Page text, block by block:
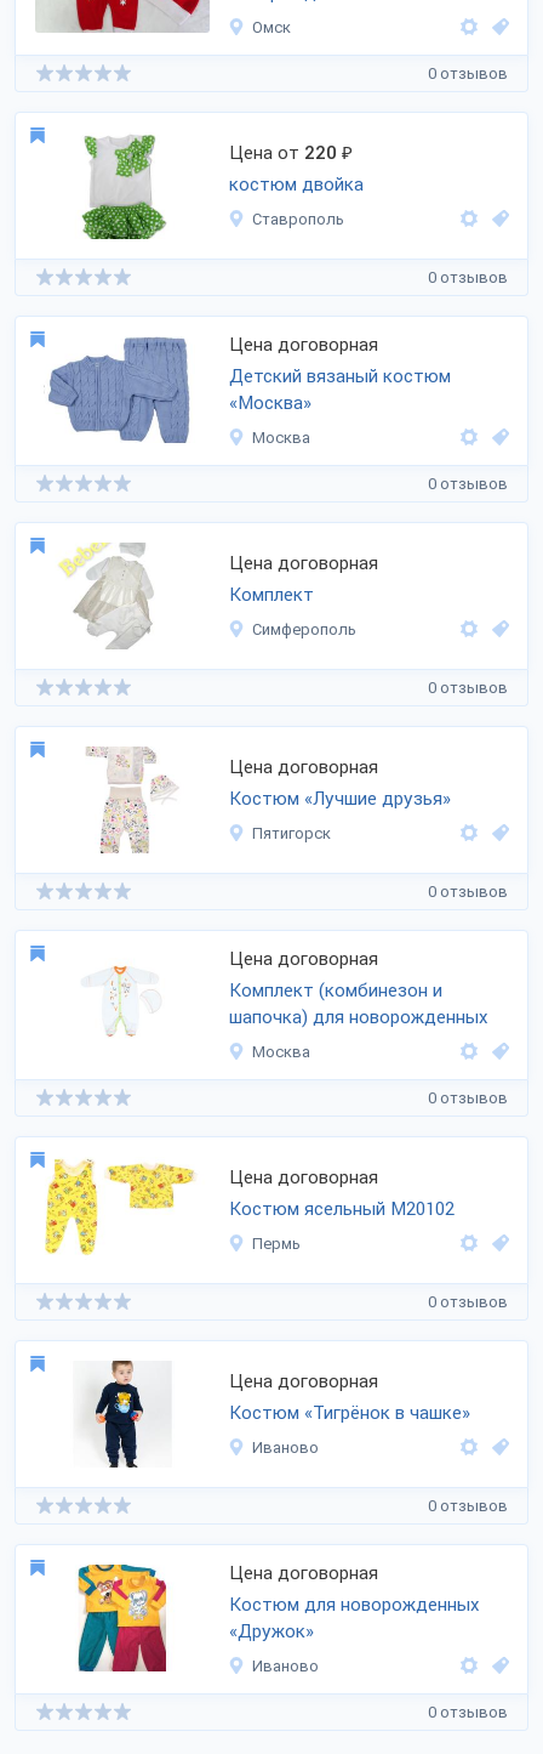
Омск
0 отзывов
Цена от 220 ₽
костюм двойка
Ставрополь
0 отзывов
Цена договорная
Детский вязаный костюм
«Москва»
Москва
0 отзывов
Цена договорная
Комплект
Симферополь
0 отзывов
Цена договорная
Костюм «Лучшие друзья»
Пятигорск
0 отзывов
Цена договорная
Комплект (комбинезон и
шапочка) для новорожденных
Москва
0 отзывов
Цена договорная
Костюм ясельный М20102
Пермь
0 отзывов
Цена договорная
Костюм «Тигрёнок в чашке»
Иваново
0 отзывов
Цена договорная
Костюм для новорожденных
«Дружок»
Иваново
0 отзывов